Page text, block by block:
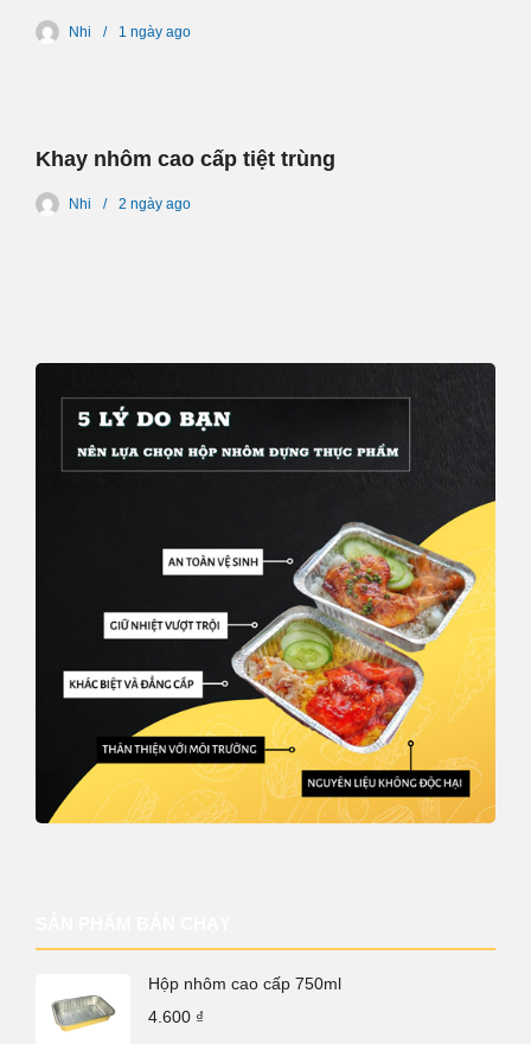
Nhi 1 ngày ago
Khay nhôm cao cấp tiệt trùng
Nhi 2 ngày ago
Hộp nhôm cao cấp 750ml
4.600 ₫